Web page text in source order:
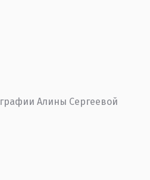
Алины Сергеевой